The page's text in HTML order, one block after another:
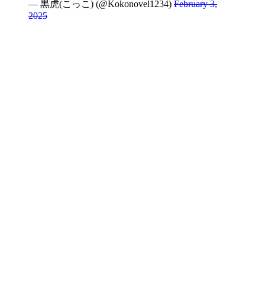
— 黒虎(こっこ) (@Kokonovel1234) February 3,
2025